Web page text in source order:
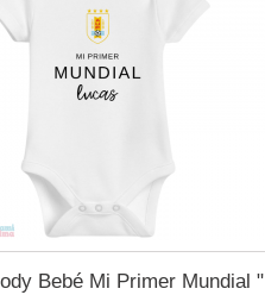
Bebé Mi Primer Mundial "